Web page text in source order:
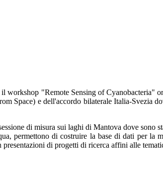
workshop "Remote Sensing of
Space) e dell'accordo bilaterale Italia-Svezia
di misura sui laghi di Mantova dove
permettono di costruire la base di dati per la
di progetti di ricerca affini alle